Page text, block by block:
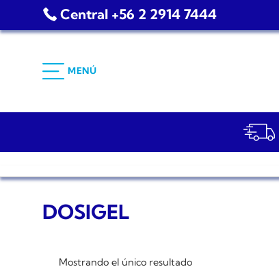
Central +56 2 2914 7444
MENÚ
DOSIGEL
Mostrando el único resultado